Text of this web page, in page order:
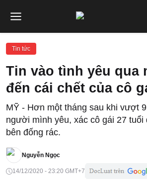
Tin tức
Tin vào tình yêu qua
đến cái chết của cô
MỸ - Hơn một tháng sau khi vượt
người mình yêu, xác cô gái 27
bên đống rác.
Nguyễn Ngọc
14/12/2020 - 23:20 GMT+7